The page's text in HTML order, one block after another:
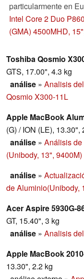
particularmente en
especialmente
durabilidad de sus
contrapartes basadas
HP 6735b). Es ahora
capacidades del
nuestra prueba
Intel Core 2 Duo
(GMA) 4500MHD,
Toshiba Qosmio
GTS, 17.00", 4.3 kg
análise » Analisis
Qosmio X300-11L
Apple MacBook
(G) / ION (LE), 13.30",
análise » Análisis
(Unibody, 13", 9400M)
análise »
de Aluminio(Unibody,
Acer Aspire 5930G-
GT, 15.40", 3 kg
análise » Analisis
Apple MacBook
13.30", 2.2 kg